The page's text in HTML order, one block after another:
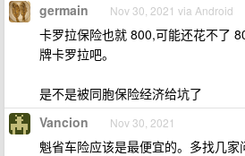
germain Nov 30, 2021 via Android
卡罗拉保险也就 800,可能还花不了
牌卡罗拉吧。
是不是被同胞保险经济给坑了
Vancion Nov 30, 2021
魁省车险应该是最便宜的。多找几家